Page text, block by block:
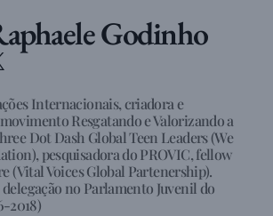
Godinho
Internacionais, criadora e
Resgatando e Valorizando a
Dot Dash Global Teen Leaders (We
pesquisadora do PROVIC, fellow
(Vital Voices Global Partenership).
no Parlamento Juvenil do
2018)